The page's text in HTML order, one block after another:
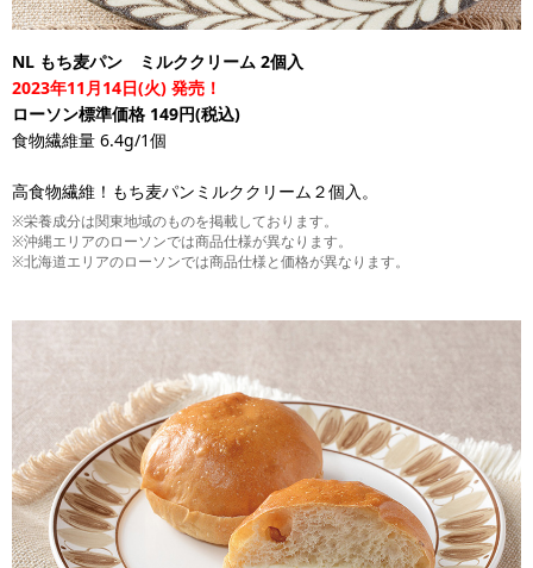
NL もち麦パン ミルククリーム 2個入
2023年11月14日(火) 発売！
ローソン標準価格 149円(税込)
食物繊維量 6.4g/1個
高食物繊維！もち麦パンミルククリーム２個入。
※栄養成分は関東地域のものを掲載しております。
※沖縄エリアのローソンでは商品仕様が異なります。
※北海道エリアのローソンでは商品仕様と価格が異なります。